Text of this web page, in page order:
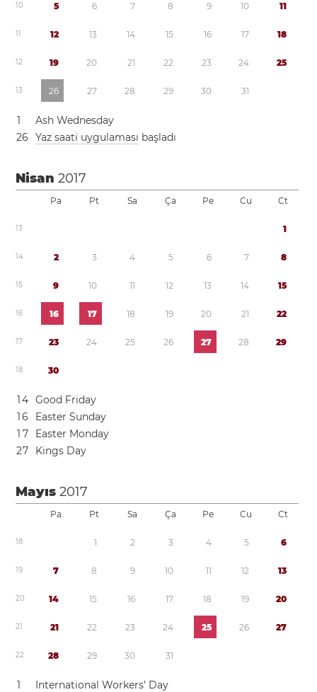
10 5 6 7 8 9 10 11
11 12 13 14 15 16 17 18
12 19 20 21 22 23 24 25
13 26 27 28 29 30 31
1
Ash Wednesday
26 Yaz saati uygulaması başladı
Nisan2017
Pa Pt Sa Ça Pe Cu Ct
13 1
14 2 3 4 5 6 7 8
15 9 10 11 12 13 14 15
16 16 17 18 19 20 21 22
17 23 24 25 26 27 28 29
18 30
14 Good Friday
16
Easter Sunday
1 7
Easter Monday
27 Kings Day
Mayıs2017
Pa Pt Sa Ça Pe Cu Ct
18 1 2 3 4 5 6
19 7 8 9 10 11 12 13
20 14 15 16 17 18 19 20
21 21 22 23 24 25 26 27
22 28 29 30 31
1
International Workers’ Day